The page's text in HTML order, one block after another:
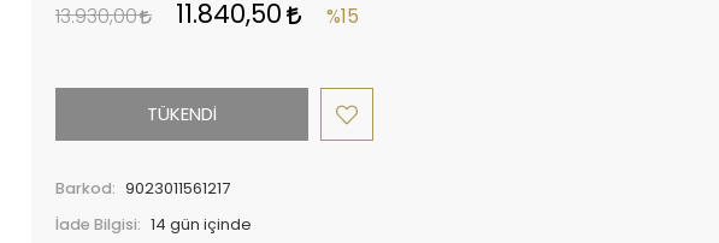
13.930,00 11.840,50 %15
TÜKENDİ
Barkod: 9023011561217
İade Bilgisi: